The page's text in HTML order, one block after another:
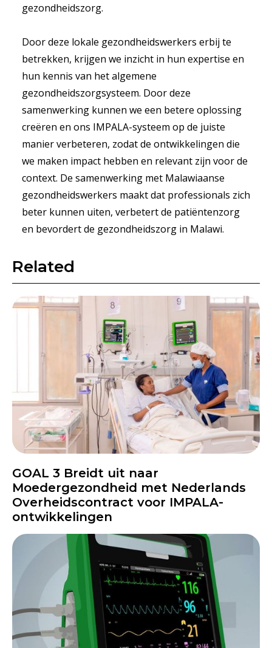
gezondheidszorg.
Door deze lokale gezondheidswerkers erbij te
betrekken, krijgen we inzicht in hun expertise en
hun kennis van het algemene
gezondheidszorgsysteem. Door deze
samenwerking kunnen we een betere oplossing
creëren en ons IMPALA-systeem op de juiste
manier verbeteren, zodat de ontwikkelingen die
we maken impact hebben en relevant zijn voor de
context. De samenwerking met Malawiaanse
gezondheidswerkers maakt dat professionals zich
beter kunnen uiten, verbetert de patiëntenzorg
en bevordert de gezondheidszorg in Malawi.
Related
GOAL 3 Breidt uit naar
Moedergezondheid met Nederlands
Overheidscontract voor IMPALA-
ontwikkelingen